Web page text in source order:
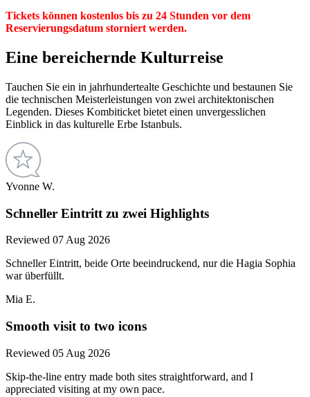
Tickets können kostenlos bis zu 24 Stunden vor dem
Reservierungsdatum storniert werden.
Eine bereichernde Kulturreise
Tauchen Sie ein in jahrhundertealte Geschichte und bestaunen Sie
die technischen Meisterleistungen von zwei architektonischen
Legenden. Dieses Kombiticket bietet einen unvergesslichen
Einblick in das kulturelle Erbe Istanbuls.
Yvonne W.
Schneller Eintritt zu zwei Highlights
Reviewed 07 Aug 2026
Schneller Eintritt, beide Orte beeindruckend, nur die Hagia Sophia
war überfüllt.
Mia E.
Smooth visit to two icons
Reviewed 05 Aug 2026
Skip-the-line entry made both sites straightforward, and I
appreciated visiting at my own pace.